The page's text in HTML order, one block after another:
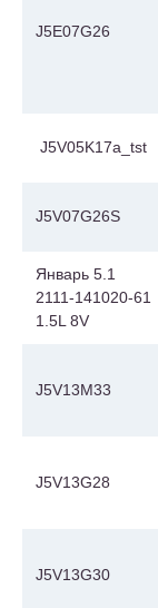
J5E07G26
J5V05K17a_tst
J5V07G26S
Январь 5.1
2111-141020-61
1.5L 8V
J5V13M33
J5V13G28
J5V13G30